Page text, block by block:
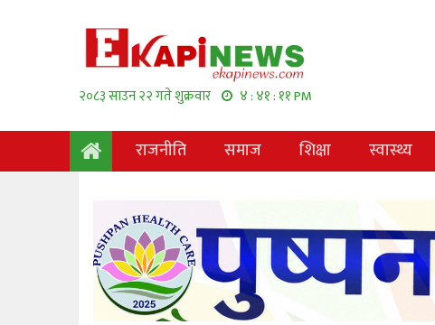
२०८३ साउन २२ गते शुक्रवार ४ : ४१ : १२ PM
राजनीति समाज शिक्षा स्वास्थ्य